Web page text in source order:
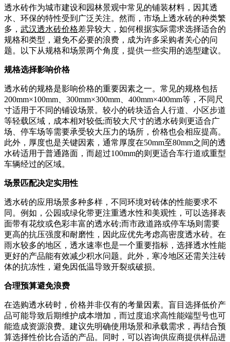
透水砖作为城市建设和园林景观中常见的铺装材料，因其透
水、环保的特性受到广泛关注。然而，市场上透水砖的种类繁
多， 武汉透水砖价格差异较大，如何根据实际需求选择适合的
规格和类型，避免不必要的浪费，成为许多采购者关心的问
题。以下从规格和场景两个角度，提供一些实用的选型建议。
规格选择影响价格
透水砖的规格是影响价格的重要因素之一。常见的规格包括
200mm×100mm、300mm×300mm、400mm×400mm等，不同尺
寸适用于不同的铺设场景。较小的砖块适合人行道、小区步道
等轻载区域，成本相对较低;而较大尺寸的透水砖则更适合广
场、停车场等需要承受较大压力的场所，价格也会相应提高。
此外，厚度也是关键因素，通常厚度在50mm至80mm之间的透
水砖适用于普通路面，而超过100mm的则更适合车行道或重型
车辆经过的区域。
场景匹配决定实用性
透水砖的应用场景多种多样，不同环境对砖体的性能要求不
同。例如，公园或绿化带更注重透水性和美观性，可以选择表
面带有花纹或色彩丰富的透水砖;而市政道路或停车场则需要
更高的抗压强度和耐磨性，因此应优先考虑高密度透水砖。在
雨水较多的地区，透水速率也是一个重要指标，选择透水性能
更好的产品能有效减少积水问题。此外，寒冷地区还需关注砖
体的抗冻性，避免因低温导致开裂或破损。
合理预算避免浪费
在选购透水砖时，价格并非仅有的考量因素。盲目选择低价产
品可能导致后期维护成本增加，而过度追求高性能端型号也可
能造成资源浪费。建议先明确使用场景和承载需求，再结合预
算选择性价比合适的产品。同时，可以咨询供应商提供样品进